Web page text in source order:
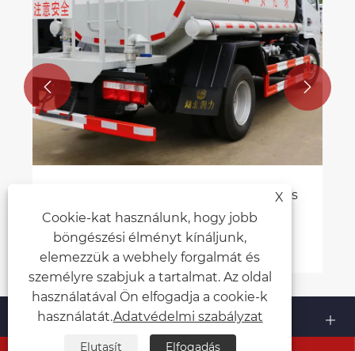
 
Rólunk
X
Cookie-kat használunk, hogy jobb
böngészési élményt kínáljunk,
elemezzük a webhely forgalmát és
személyre szabjuk a tartalmat. Az oldal
használatával Ön elfogadja a cookie-k
használatát.Adatvédelmi szabályzat
Elutasít Elfogadás